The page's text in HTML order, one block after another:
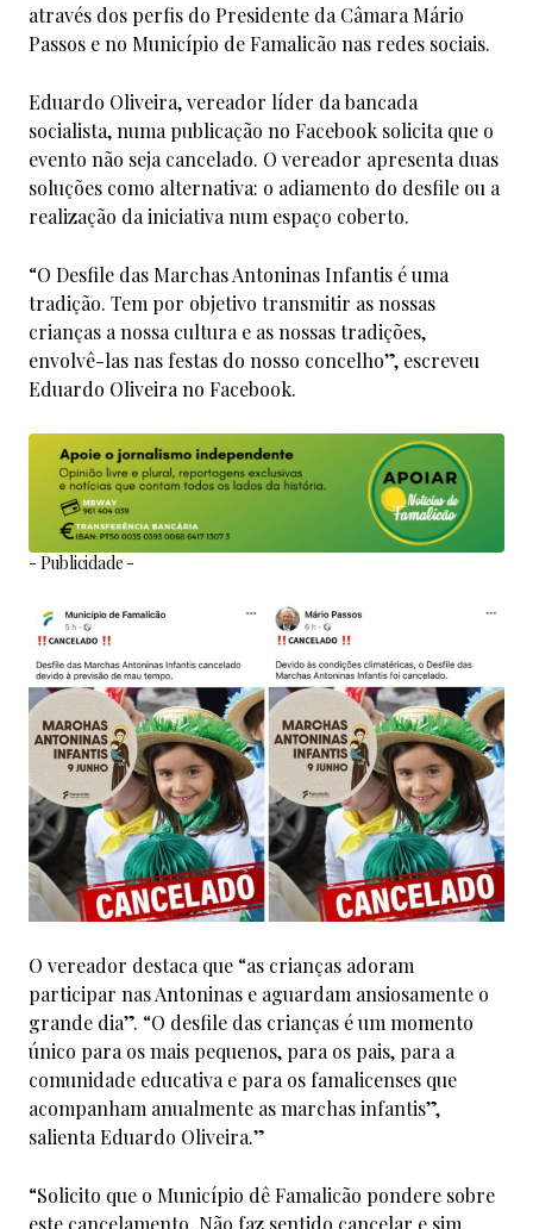
através dos perfis do Presidente da Câmara Mário
Passos e no Município de Famalicão nas redes sociais.
Eduardo Oliveira, vereador líder da bancada
socialista, numa publicação no Facebook solicita que o
evento não seja cancelado. O vereador apresenta duas
soluções como alternativa: o adiamento do desfile ou a
realização da iniciativa num espaço coberto.
“O Desfile das Marchas Antoninas Infantis é uma
tradição. Tem por objetivo transmitir as nossas
crianças a nossa cultura e as nossas tradições,
envolvê-las nas festas do nosso concelho”, escreveu
Eduardo Oliveira no Facebook.
- Publicidade -
O vereador destaca que “as crianças adoram
participar nas Antoninas e aguardam ansiosamente o
grande dia”. “O desfile das crianças é um momento
único para os mais pequenos, para os pais, para a
comunidade educativa e para os famalicenses que
acompanham anualmente as marchas infantis”,
salienta Eduardo Oliveira.”
“Solicito que o Município dê Famalicão pondere sobre
este cancelamento. Não faz sentido cancelar e sim